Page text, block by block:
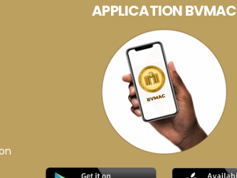
APPLICATION BVMAC